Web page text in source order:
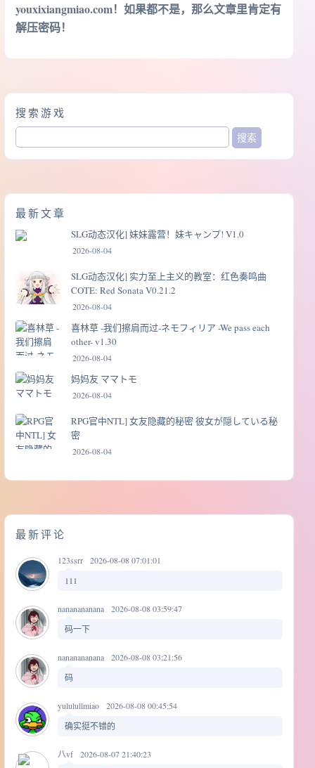
youxixiangmiao.com！如果都不是，那么文章里肯定有
解压密码！
搜索游戏
最新文章
SLG动态汉化] 妹妹露营！妹キャンプ! V1.0
2026-08-04
SLG动态汉化] 实力至上主义的教室：红色奏鸣曲
COTE: Red Sonata V0.21.2
2026-08-04
喜林草 -我们擦肩而过-ネモフィリア -We pass each
other- v1.30
2026-08-04
妈妈友 ママトモ
2026-08-04
RPG官中NTL] 女友隐藏的秘密 彼女が隠している秘
密
2026-08-04
最新评论
123ssrr
2026-08-08 07:01:01
111
nananananana
2026-08-08 03:59:47
码一下
nananananana
2026-08-08 03:21:56
码
yululullmiao
2026-08-08 00:45:54
确实挺不错的
八vf
2026-08-07 21:40:23